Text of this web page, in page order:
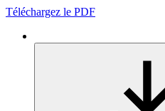
Téléchargez le PDF